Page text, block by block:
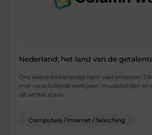
Nederland; het land van de
Ons kleine kikkerlandje kent veel artiesten.
met verschillende leeftijden, muziekstijlen en
dit artikel staan
Computers / Internet / Searching